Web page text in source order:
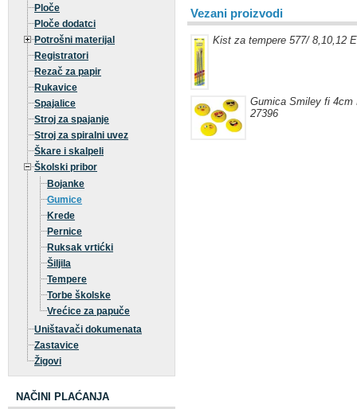
Ploče
Ploče dodatci
Potrošni materijal
Registratori
Rezač za papir
Rukavice
Spajalice
Stroj za spajanje
Stroj za spiralni uvez
Škare i skalpeli
Školski pribor
Bojanke
Gumice
Krede
Pernice
Ruksak vrtićki
Šiljila
Tempere
Torbe školske
Vrećice za papuče
Uništavači dokumenata
Zastavice
Žigovi
NAČINI PLAĆANJA
Vezani proizvodi
Kist za tempere 577/ 8,10,12
Gumica Smiley fi 4cm
27396